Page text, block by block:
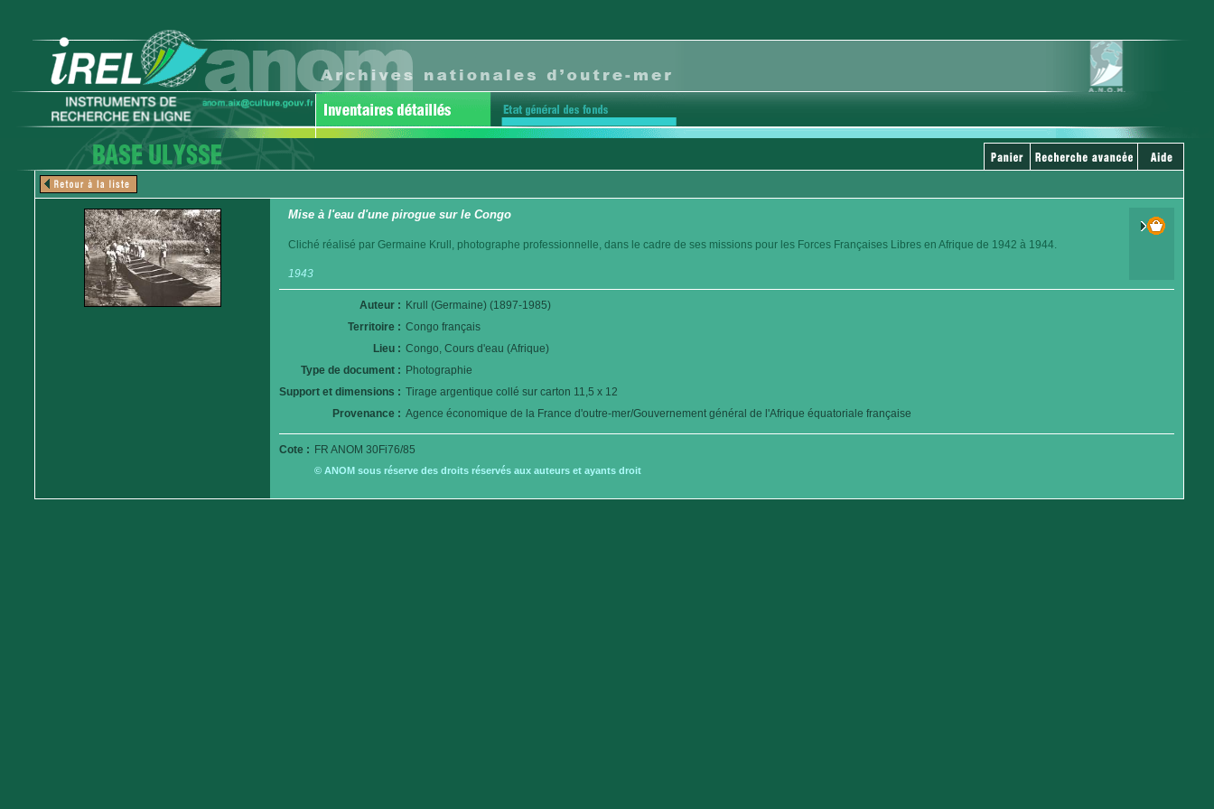
Mise à l'eau d'une pirogue sur le Congo
Cliché réalisé par Germaine Krull, photographe professionnelle, dans le cadre de ses missions pour les Forces Françaises Libres en Afrique de 1942 à 1944.
1943
Auteur : Krull (Germaine) (1897-1985)
Territoire : Congo français
Lieu : Congo, Cours d'eau (Afrique)
Type de document : Photographie
Support et dimensions : Tirage argentique collé sur carton 11,5 x 12
Provenance : Agence économique de la France d'outre-mer/Gouvernement général de l'Afrique équatoriale française
Cote : FR ANOM 30Fi76/85
© ANOM sous réserve des droits réservés aux auteurs et ayants droit